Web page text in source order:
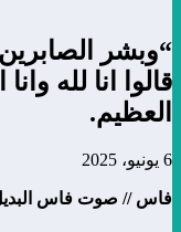
“وبشر
قالوا انا لله
العظيم.
6 يونيو، 2025
فاس // صوت فاس